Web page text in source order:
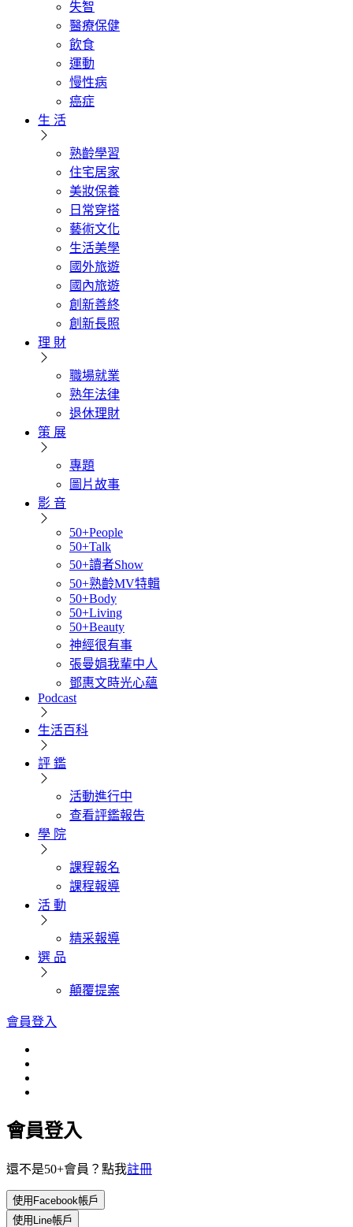
失智
醫療保健
飲食
運動
慢性病
癌症
生 活
熟齡學習
住宅居家
美妝保養
日常穿搭
藝術文化
生活美學
國外旅遊
國內旅遊
創新善終
創新長照
理 財
職場就業
熟年法律
退休理財
策 展
專題
圖片故事
影 音
50+People
50+Talk
50+讀者Show
50+熟齡MV特輯
50+Body
50+Living
50+Beauty
神經很有事
張曼娟我輩中人
鄧惠文時光心蘊
Podcast
生活百科
評 鑑
活動進行中
查看評鑑報告
學 院
課程報名
課程報導
活 動
精采報導
選 品
顛覆提案
會員登入
會員登入
還不是50+會員？點我註冊
使用Facebook帳戶
使用Line帳戶